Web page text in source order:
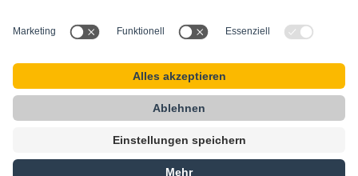
SIKLA INTERNATIONAL
Impressum
Privacy Settings